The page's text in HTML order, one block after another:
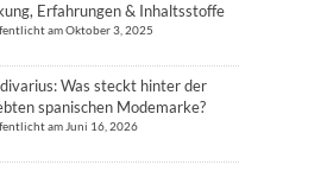
Erfahrungen & Inhaltsstoffe
am Oktober 3, 2025
Was steckt hinter der
spanischen Modemarke?
am Juni 16, 2026